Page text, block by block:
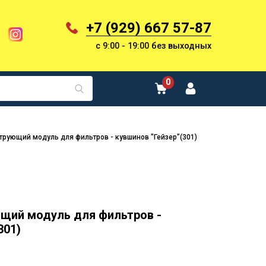
+7 (929) 667 57-87
с 9:00 - 19:00 без выходных
0
модуль для фильтров - кувшинов "Гейзер"(301)
модуль для фильтров -